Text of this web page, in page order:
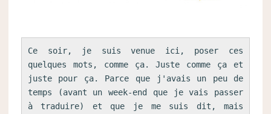
Ce soir, je suis venue ici, poser ces
quelques mots, comme ça. Juste comme ça et
juste pour ça. Parce que j'avais un peu de
temps (avant un week-end que je vais passer
à traduire) et que je me suis dit, mais